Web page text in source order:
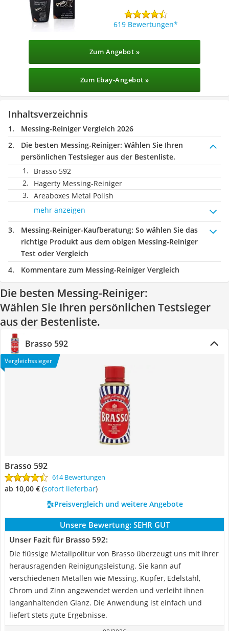
619 Bewertungen
Zum Angebot »
Zum Ebay-Angebot »
Inhaltsverzeichnis
Messing-Reiniger Vergleich 2026
Die besten Messing-Reiniger: Wählen Sie Ihren
persönlichen Testsieger aus der Bestenliste.
Brasso 592
Hagerty Messing-Reiniger
Areaboxes Metal Polish
mehr anzeigen
Messing-Reiniger-Kaufberatung: So wählen Sie das
richtige Produkt aus dem obigen Messing-Reiniger
Test oder Vergleich
Kommentare zum Messing-Reiniger Vergleich
Die besten Messing-Reiniger:
Wählen Sie Ihren persönlichen Testsieger
aus der Bestenliste.
Brasso 592
Vergleichssieger
Brasso 592
614 Bewertungen
ab 10,00 € ( Sofort lieferbar)
Preisvergleich und weitere Angebote
Unsere Bewertung: SEHR GUT
Unser Fazit für Brasso 592:
Die flüssige Metallpolitur von Brasso überzeugt uns mit ihrer
herausragenden Reinigungsleistung. Sie kann auf
verschiedenen Metallen wie Messing, Kupfer, Edelstahl,
Chrom und Zinn angewendet werden und verleiht ihnen
langanhaltenden Glanz. Die Anwendung ist einfach und
liefert stets gute Ergebnisse.